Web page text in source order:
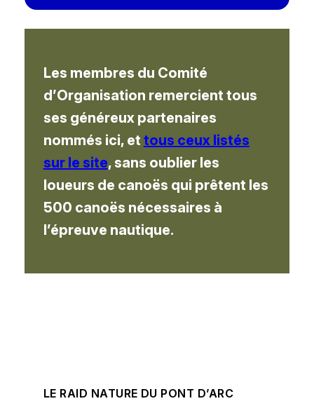
Les membres du Comité
d’Organisation remercient tous
ses généreux partenaires
nommés ici, et tous ceux listés
sur le site, sans oublier les
loueurs de canoës qui prêtent les
500 canoës nécessaires à
l’épreuve nautique.
LE RAID NATURE DU PONT D’ARC